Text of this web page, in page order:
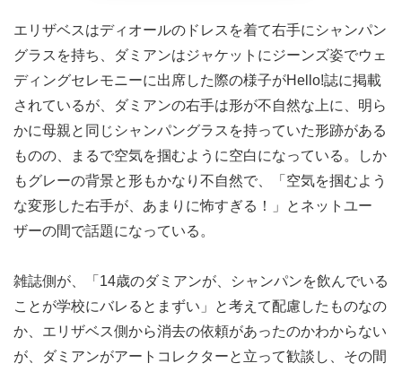
エリザベスはディオールのドレスを着て右手にシャンパン
グラスを持ち、ダミアンはジャケットにジーンズ姿でウェ
ディングセレモニーに出席した際の様子がHello!誌に掲載
されているが、ダミアンの右手は形が不自然な上に、明ら
かに母親と同じシャンパングラスを持っていた形跡がある
ものの、まるで空気を掴むように空白になっている。しか
もグレーの背景と形もかなり不自然で、「空気を掴むよう
な変形した右手が、あまりに怖すぎる！」とネットユー
ザーの間で話題になっている。
雑誌側が、「14歳のダミアンが、シャンパンを飲んでいる
ことが学校にバレるとまずい」と考えて配慮したものなの
か、エリザベス側から消去の依頼があったのかわからない
が、ダミアンがアートコレクターと立って歓談し、その間